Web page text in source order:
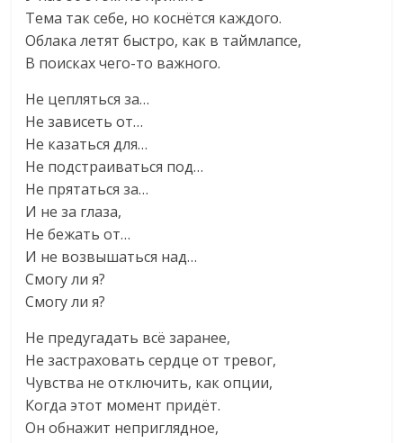
Тема так себе, но коснётся каждого.
Облака летят быстро, как в таймлапсе,
В поисках чего-то важного.
Не цепляться за…
Не зависеть от…
Не казаться для…
Не подстраиваться под…
Не прятаться за…
И не за глаза,
Не бежать от…
И не возвышаться над…
Смогу ли я?
Смогу ли я?
Не предугадать всё заранее,
Не застраховать сердце от тревог,
Чувства не отключить, как опции,
Когда этот момент придёт.
Он обнажит неприглядное,